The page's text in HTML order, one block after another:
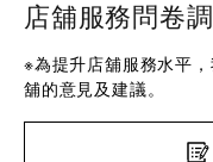
店舖服務問卷
※為提升店舖服務水平
舖的意見及建議。